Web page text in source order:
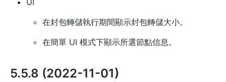
UI
在封包轉儲執行期間顯示封包轉儲大小。
在簡單 UI 模式下顯示所選節點信息。
5.5.8 (2022-11-01)